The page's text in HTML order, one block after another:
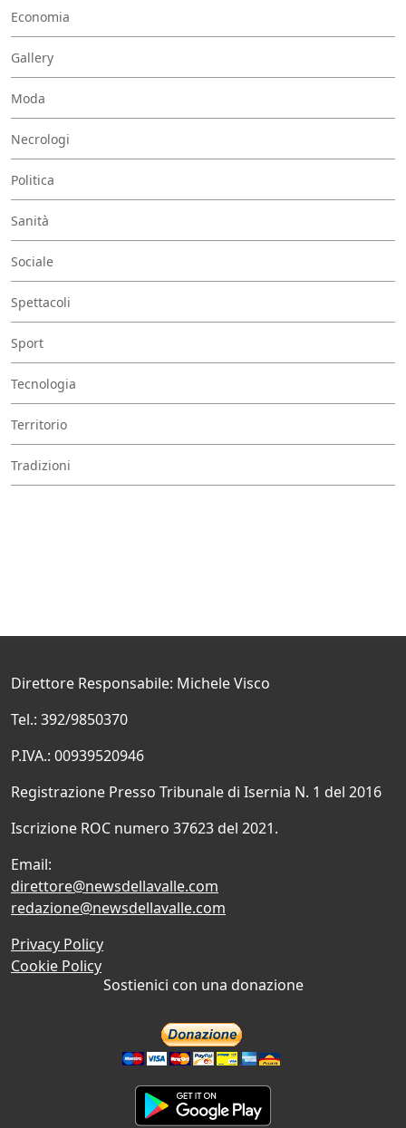
Economia
Gallery
Moda
Necrologi
Politica
Sanità
Sociale
Spettacoli
Sport
Tecnologia
Territorio
Tradizioni
Direttore Responsabile: Michele Visco
Tel.: 392/9850370
P.IVA.: 00939520946
Registrazione Presso Tribunale di Isernia N. 1 del 2016
Iscrizione ROC numero 37623 del 2021.
Email:
direttore@newsdellavalle.com
redazione@newsdellavalle.com
Privacy Policy
Cookie Policy
Sostienici con una donazione